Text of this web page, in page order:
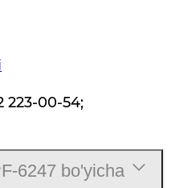
223-00-54;
6247 bo'yicha